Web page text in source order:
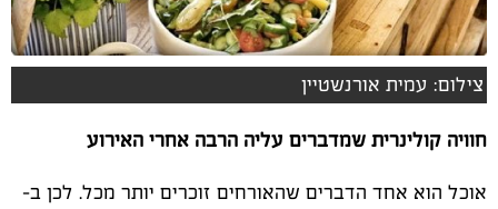
צילום: עמית אורנשטיין
חוויה קולינרית שמדברים עליה הרבה אחרי האירוע
אוכל הוא אחד הדברים שהאורחים זוכרים יותר מכל. לכן ב-